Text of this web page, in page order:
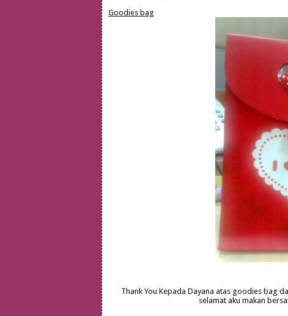
Goodies bag
Thank You Kepada Dayana atas goodies bag
selamat aku makan